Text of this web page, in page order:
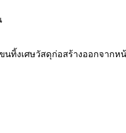
นทิ้งเศษวัสดุก่อสร้างออกจากห